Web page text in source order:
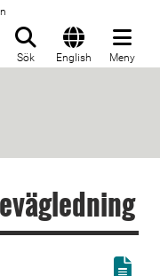
Sök English Meny